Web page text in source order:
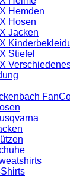
Hemden
Hosen
Jacken
Stiefel